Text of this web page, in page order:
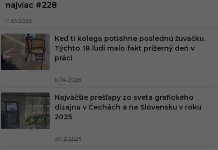
najviac #228
11.05.2026
Keď ti kolega potiahne poslednú žuvačku.
Týchto 18 ľudí malo fakt príšerný deň v
práci
11.04.2026
Najväčšie prešľapy zo sveta grafického
dizajnu v Čechách a na Slovensku v roku
2025
30.12.2025